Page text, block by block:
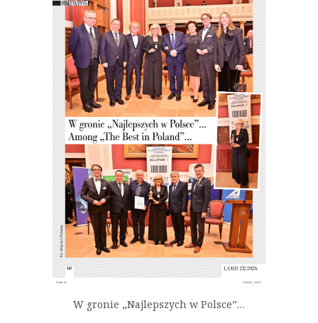
W gronie „Najlepszych w Polsce”…